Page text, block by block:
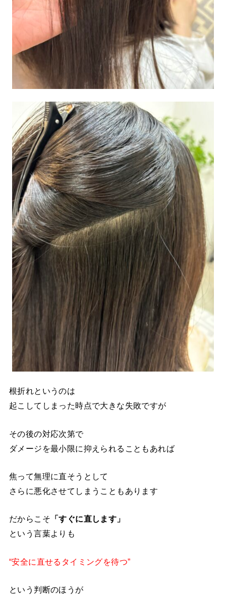
根折れというのは
起こしてしまった時点で大きな失敗ですが
その後の対応次第で
ダメージを最小限に抑えられることもあれば
焦って無理に直そうとして
さらに悪化させてしまうこともあります
だからこそ 「すぐに直します」
という言葉よりも
“安全に直せるタイミングを待つ”
という判断のほうが